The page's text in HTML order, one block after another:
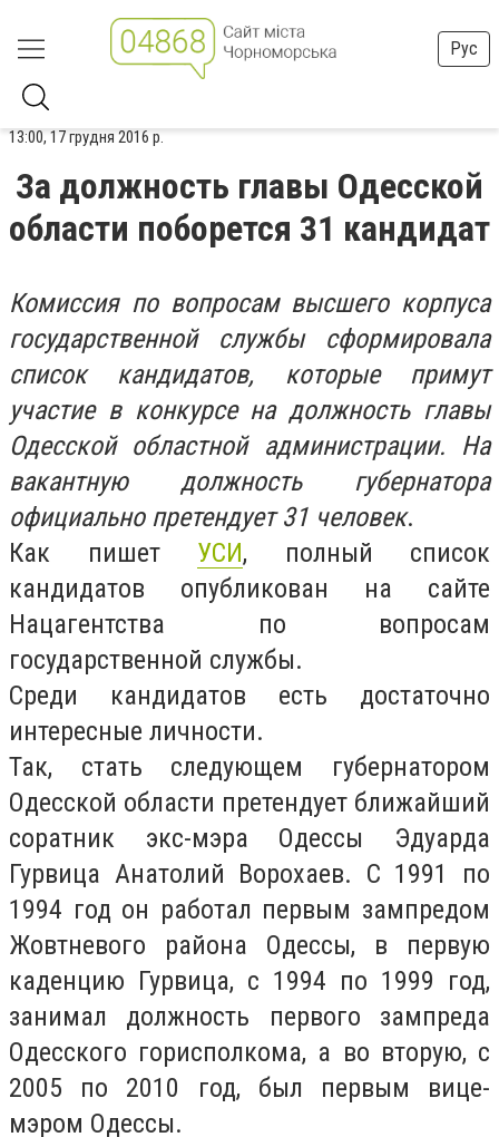
Рус
13:00, 17 грудня 2016 р.
За должность главы Одесской
области поборется 31 кандидат
Комиссия по вопросам высшего корпуса
государственной службы сформировала
список кандидатов, которые примут
участие в конкурсе на должность главы
Одесской областной администрации. На
вакантную должность губернатора
официально претендует 31 человек.
Как пишет УСИ, полный список
кандидатов опубликован на сайте
Нацагентства по вопросам
государственной службы.
Среди кандидатов есть достаточно
интересные личности.
Так, стать следующем губернатором
Одесской области претендует ближайший
соратник экс-мэра Одессы Эдуарда
Гурвица Анатолий Ворохаев. С 1991 по
1994 год он работал первым зампредом
Жовтневого района Одессы, в первую
каденцию Гурвица, с 1994 по 1999 год,
занимал должность первого зампреда
Одесского горисполкома, а во вторую, с
2005 по 2010 год, был первым вице-
мэром Одессы.